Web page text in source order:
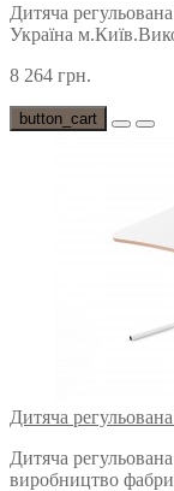
Дитяча
Україна
8 264 грн.
button_cart
Дитяча
Дитяча
виробництво